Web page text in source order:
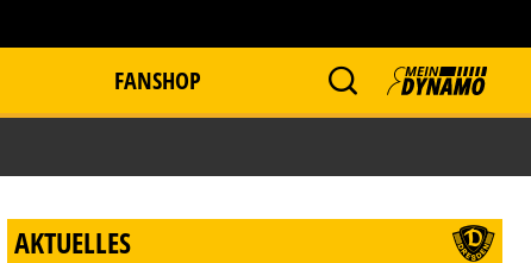
FANSHOP
AKTUELLES